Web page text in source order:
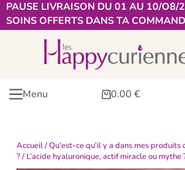
PAUSE LIVRAISON DU 01 AU 10/O8/
SOINS OFFERTS DANS TA
Menu 0.00 €
Accueil/Qu'est-ce qu'il y a dans mes produits
?/ L’acide hyaluronique, actif miracle ou mythe